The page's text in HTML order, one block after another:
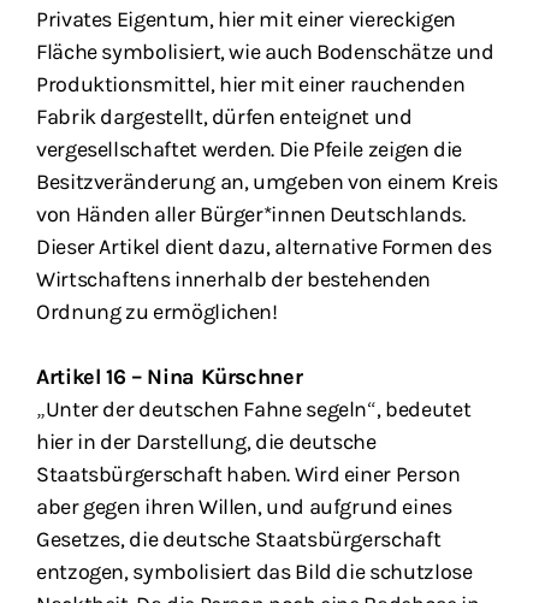
Privates Eigentum, hier mit einer viereckigen
Fläche symbolisiert, wie auch Bodenschätze und
Produktionsmittel, hier mit einer rauchenden
Fabrik dargestellt, dürfen enteignet und
vergesellschaftet werden. Die Pfeile zeigen die
Besitzveränderung an, umgeben von einem Kreis
von Händen aller Bürger*innen Deutschlands.
Dieser Artikel dient dazu, alternative Formen des
Wirtschaftens innerhalb der bestehenden
Ordnung zu ermöglichen!
Artikel 16 – Nina Kürschner
„Unter der deutschen Fahne segeln“, bedeutet
hier in der Darstellung, die deutsche
Staatsbürgerschaft haben. Wird einer Person
aber gegen ihren Willen, und aufgrund eines
Gesetzes, die deutsche Staatsbürgerschaft
entzogen, symbolisiert das Bild die schutzlose